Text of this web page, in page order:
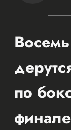
по
финале